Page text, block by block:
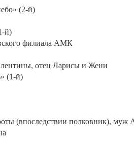
(2-й)
й)
филиала АМК
отец Ларисы и Жени
(1-й)
(впоследствии полковник),